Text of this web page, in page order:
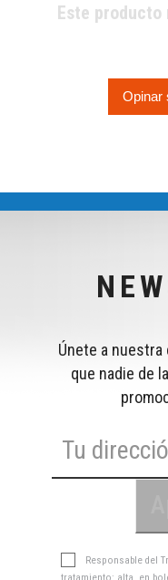
Este producto
Opinar
Únete a
que nadie de
Responsable del
tratamiento: alta en